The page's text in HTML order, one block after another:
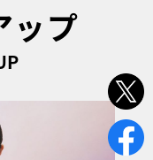
ップ